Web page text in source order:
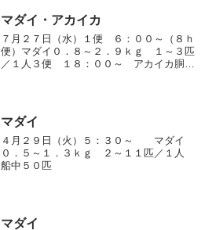
マダイ・アカイカ
７月２７日（水）１便 ６：００～（８ｈ
便）マダイ０．８～２．９ｋｇ １～３匹
／１人３便 １８：００～ アカイカ胴１
す。今のポイント...
マダイ
４月２９日（火）５：３０～ マダイ
０．５～１．３ｋｇ ２～１１匹／１人
船中５０匹
マダイ